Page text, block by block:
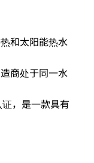
和太阳能热水
商处于同一水
，是一款具有